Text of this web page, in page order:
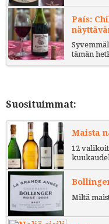
País:
tämän
Suosituimmat:
Maista
12
Miltä